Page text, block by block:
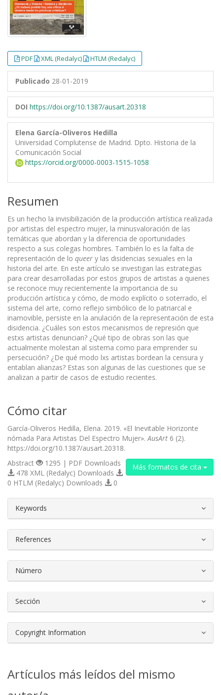
PDF XML (Redalyc) HTLM (Redalyc)
Publicado 28-01-2019
DOI https://doi.org/10.1387/ausart.20318
Elena García-Oliveros Hedilla
Universidad Complutense de Madrid. Dpto. Historia de la
Comunicación Social
https://orcid.org/0000-0003-1515-1058
Resumen
Es un hecho la invisibilización de la producción artística realizada
por artistas del espectro mujer, la minusvaloración de las
temáticas que abordan y la diferencia de oportunidades
respecto a sus colegas hombres. También lo es la falta de
representación de lo queer y las disidencias sexuales en la
historia del arte. En este artículo se investigan las estrategias
para crear desarrolladas por estos grupos de artistas a quienes
se reconoce muy recientemente la importancia de su
producción artística y cómo, de modo explícito o soterrado, el
sistema del arte, como reflejo simbólico de lo patriarcal e
inamovible, persiste en la anulación de la representación de esta
disidencia. ¿Cuáles son estos mecanismos de represión que
estxs artistas denuncian? ¿Qué tipo de obras son las que
actualmente molestan al sistema como para emprender su
persecución? ¿De qué modo lxs artistas bordean la censura y
entablan alianzas? Estas son algunas de las cuestiones que se
analizan a partir de casos de estudio recientes.
Cómo citar
García-Oliveros Hedilla, Elena. 2019. «El Inevitable Horizonte
nómada Para Artistas Del Espectro Mujer». AusArt 6 (2).
https://doi.org/10.1387/ausart.20318.
Más formatos de cita
Abstract
1295 | PDF Downloads
478 XML (Redalyc) Downloads
0 HTLM (Redalyc) Downloads
0
Keywords
References
Número
Sección
Copyright Information
Artículos más leídos del mismo